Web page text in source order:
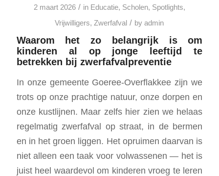
2 maart 2026 / in Educatie, Scholen, Spotlights,
Vrijwilligers,Zwerfafval / byadmin
Waarom het zo belangrijk is om
kinderen al op jonge leeftijd te
betrekken bij zwerfafvalpreventie
In onze gemeente Goeree-Overflakkee zijn we
trots op onze prachtige natuur, onze dorpen en
onze kustlijnen. Maar zelfs hier zien we helaas
regelmatig zwerfafval op straat, in de bermen
en in het groen liggen. Het opruimen daarvan is
niet alleen een taak voor volwassenen — het is
juist heel waardevol om kinderen vroeg te leren